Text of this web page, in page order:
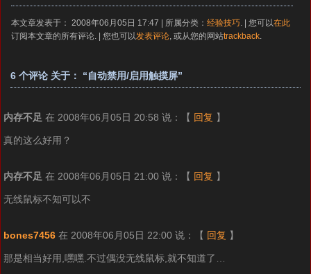
本文章发表于： 2008年06月05日 17:47 | 所属分类：经验技巧 . | 您可以在此
订阅本文章的所有评论. | 您也可以 发表评论 , 或从您的网站trackback
6 个评论 关于： “自动禁用/启用触摸屏”
内存不足 在 2008年06月05日 20:58 说： 【 回复 】
真的这么好用？
内存不足 在 2008年06月05日 21:00 说： 【 回复 】
无线鼠标不知可以不
bones7456 在 2008年06月05日 22:00 说： 【 回复 】
那是相当好用,嘿嘿.不过偶没无线鼠标,就不知道了…